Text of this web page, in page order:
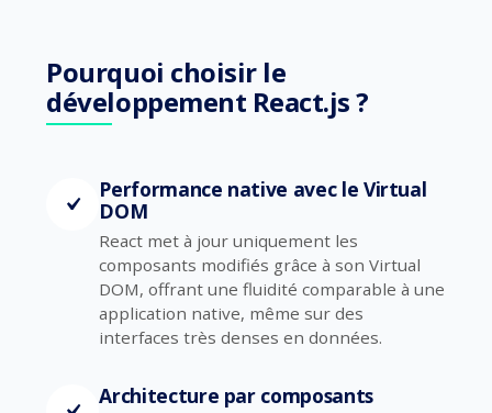
Pourquoi choisir le
développement React.js ?
Performance native avec le Virtual
DOM
React met à jour uniquement les
composants modifiés grâce à son Virtual
DOM, offrant une fluidité comparable à une
application native, même sur des
interfaces très denses en données.
Architecture par composants